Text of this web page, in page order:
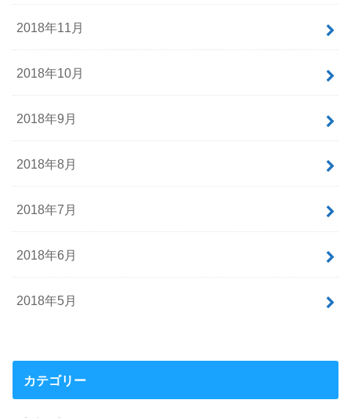
2018年11月
2018年10月
2018年9月
2018年8月
2018年7月
2018年6月
2018年5月
カテゴリー